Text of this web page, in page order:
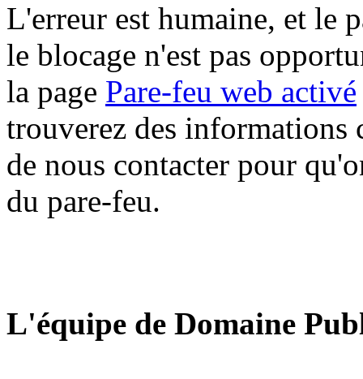
L'erreur est humaine, et le
le blocage n'est pas
la page Pare-feu web activé
trouverez des informations
de nous contacter pour
du pare-feu.
L'équipe de Domaine